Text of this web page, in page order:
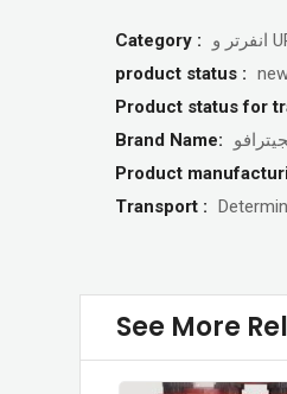
Category :
product status :
Product status for
Brand Name:
Product
Transport :
See More